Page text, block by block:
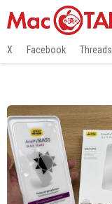
X Facebook Threads